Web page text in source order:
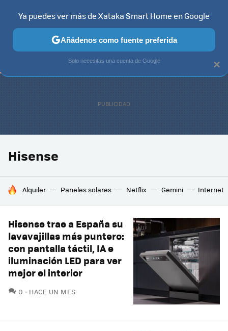
TELEVISORES CONTENIDOS SMART TV SELECCIÓN
Hisense
HOY SE HABLA DE
Alquiler Paneles solares Netflix Gemini Internet
Hisense trae a España su
lavavajillas más puntero:
con pantalla táctil, IA e
iluminación LED para ver
mejor el interior
0 COMENTARIOS
HACE UN MES
×
Ya puedes ver más de Xataka Smart Home en Google
Añádenos como fuente preferida
Solo necesitas una cuenta de Google